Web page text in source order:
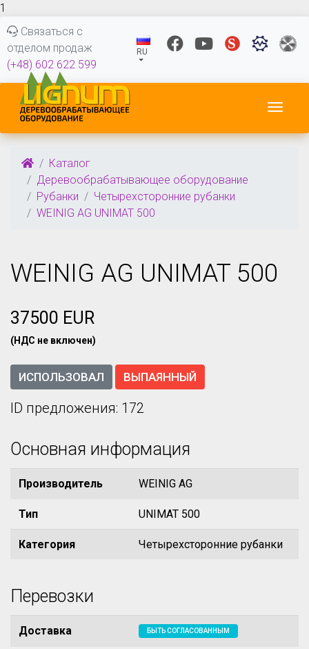
1
Связаться с
отделом продаж
(+48) 602 622 599
RU
Каталог
Деревообрабатывающее оборудование
Рубанки
Четырехсторонние рубанки
WEINIG AG UNIMAT 500
WEINIG AG UNIMAT 500
37500 EUR
(НДС не включен)
ИСПОЛЬЗОВАЛ ВЫПАЯННЫЙ
ID предложения: 172
Основная информация
Производитель WEINIG AG
Тип UNIMAT 500
Категория Четырехсторонние рубанки
Перевозки
Доставка БЫТЬ СОГЛАСОВАННЫМ